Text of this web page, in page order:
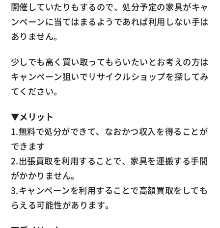
開催していたりもするので、処分予定の家具がキャ
ンペーンに当てはまるようであれば利用しない手は
ありません。
少しでも高く買い取ってもらいたいとお考えの方は
キャンペーン狙いでリサイクルショップを探してみ
てください。
▼メリット
1.無料で処分ができて、なおかつ収入を得ることが
できます
2.出張買取を利用することで、家具を運搬する手間
がかかりません。
3.キャンペーンを利用することで高額買取をしても
らえる可能性があります。